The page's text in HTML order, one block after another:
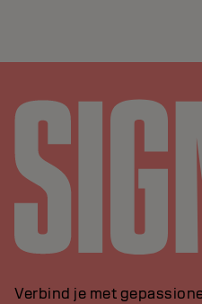
Verbind je met